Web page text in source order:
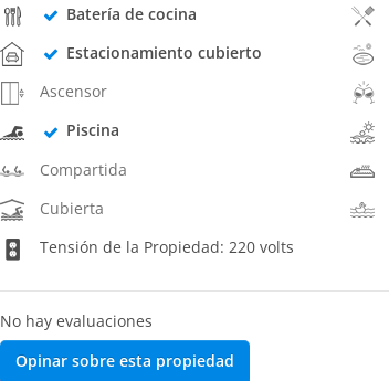
Batería de cocina
Estacionamiento cubierto
Ascensor
Piscina
Compartida
Cubierta
Tensión de la Propiedad: 220 volts
No hay evaluaciones
Opinar sobre esta propiedad